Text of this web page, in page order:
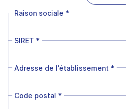
Raison sociale *
SIRET *
Adresse de l'établissement *
Code postal *